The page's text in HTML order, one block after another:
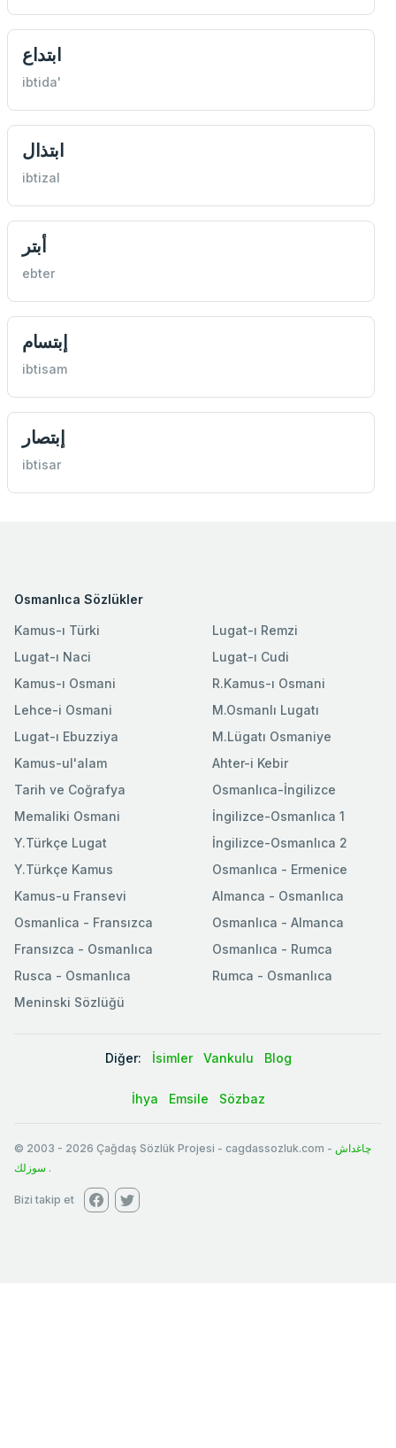
ابتداع
ibtida'
ابتذال
ibtizal
أبتر
ebter
إبتسام
ibtisam
إبتصار
ibtisar
Osmanlıca Sözlükler
Kamus-ı Türki
Lugat-ı Naci
Kamus-ı Osmani
Lehce-i Osmani
Lugat-ı Ebuzziya
Lugat-ı Remzi
Lugat-ı Cudi
R.Kamus-ı Osmani
M.Osmanlı Lugatı
M.Lügatı Osmaniye
Kamus-ul'alam
Tarih ve Coğrafya
Memaliki Osmani
Y.Türkçe Lugat
Y.Türkçe Kamus
Ahter-i Kebir
Osmanlıca-İngilizce
İngilizce-Osmanlıca 1
İngilizce-Osmanlıca 2
Osmanlıca - Ermenice
Kamus-u Fransevi
Osmanlica - Fransızca
Fransızca - Osmanlıca
Rusca - Osmanlıca
Meninski Sözlüğü
Almanca - Osmanlıca
Osmanlıca - Almanca
Osmanlıca - Rumca
Rumca - Osmanlıca
Diğer: İsimler Vankulu Blog
İhya Emsile Sözbaz
© 2003 - 2026 Çağdaş Sözlük Projesi - cagdassozluk.com - چاغداش
سوزلك .
Bizi takip et